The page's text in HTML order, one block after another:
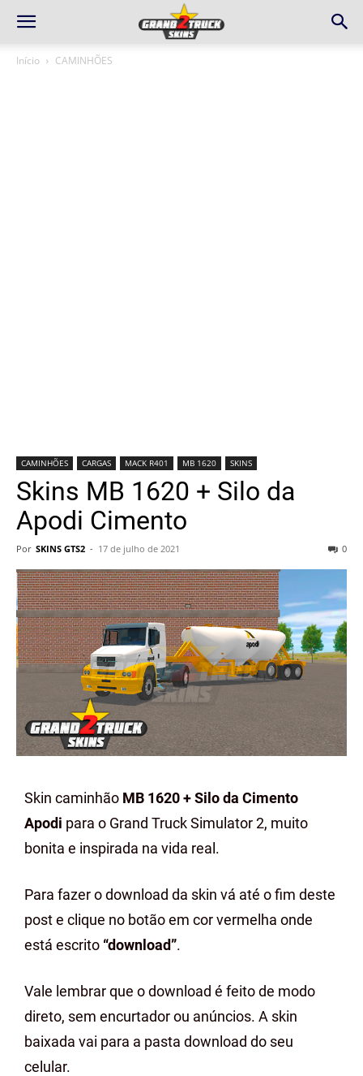
Início CAMINHÕES
CAMINHÕES CARGAS MACK R401 MB 1620 SKINS
Skins MB 1620 + Silo da
Apodi Cimento
Por SKINS GTS2 - 17 de julho de 2021 0
Skin caminhão MB 1620 + Silo da Cimento
Apodi para o Grand Truck Simulator 2, muito
bonita e inspirada na vida real.
Para fazer o download da skin vá até o fim deste
post e clique no botão em cor vermelha onde
está escrito “download”.
Vale lembrar que o download é feito de modo
direto, sem encurtador ou anúncios. A skin
baixada vai para a pasta download do seu
celular.